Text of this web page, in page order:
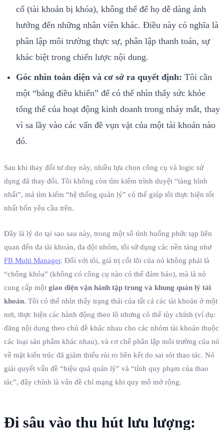
cố (tài khoản bị khóa), không thể để họ dễ dàng ảnh
hưởng đến những nhân viên khác. Điều này có nghĩa là
phân lập môi trường thực sự, phân lập thanh toán, sự
khác biệt trong chiến lược nội dung.
Góc nhìn toàn diện và cơ sở ra quyết định: Tôi cần
một “bảng điều khiển” để có thể nhìn thấy sức khỏe
tổng thể của hoạt động kinh doanh trong nháy mắt, thay
vì sa lầy vào các vấn đề vụn vặt của một tài khoản nào
đó.
Sau khi thay đổi tư duy này, nhiều lựa chọn công cụ và logic sử
dụng đã thay đổi. Tôi không còn tìm kiếm trình duyệt “tàng hình
nhất”, mà tìm kiếm “hệ thống quản lý” có thể giúp tôi thực hiện tốt
nhất bốn yêu cầu trên.
Đây là lý do tại sao sau này, trong một số tình huống phức tạp liên
quan đến đa tài khoản, đa đội nhóm, tôi sử dụng các nền tảng như
FB Multi Manager. Đối với tôi, giá trị cốt lõi của nó không phải là
“chống khóa” (không có công cụ nào có thể đảm bảo), mà là nó
cung cấp một giao diện vận hành tập trung và khung quản lý tài
khoản. Tôi có thể nhìn thấy trạng thái của tất cả các tài khoản ở một
nơi, thực hiện các hành động theo lô nhưng có thể tùy chỉnh (ví dụ:
đăng nội dung theo chủ đề khác nhau cho các nhóm tài khoản thuộc
các loại sản phẩm khác nhau), và cơ chế phân lập môi trường của nó
về mặt kiến trúc đã giảm thiểu rủi ro liên kết do sai sót thao tác. Nó
giải quyết vấn đề “hiệu quả quản lý” và “tính quy phạm của thao
tác”, đây chính là vấn đề chí mạng khi quy mô mở rộng.
Đi sâu vào thu hút lưu lượng: